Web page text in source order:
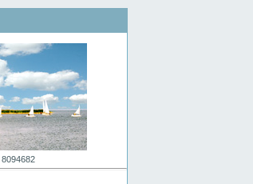
8094682